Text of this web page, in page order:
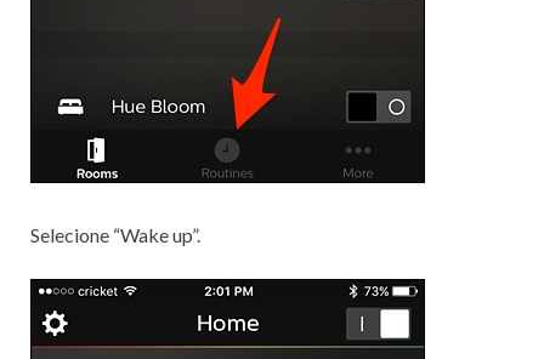
Selecione “Wake up”.